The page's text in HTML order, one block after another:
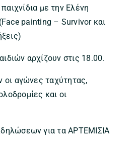
με την Ελένη
painting – Survivor και
αρχίζουν στις 18.00.
οι αγώνες ταχύτητας,
και οι
για τα ΑΡΤΕΜΙΣΙΑ